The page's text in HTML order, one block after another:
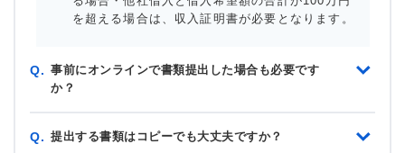
を超える場合は、収入証明書が必要となります。
Q. 事前にオンラインで書類提出した場合も必要です
か？
Q. 提出する書類はコピーでも大丈夫ですか？